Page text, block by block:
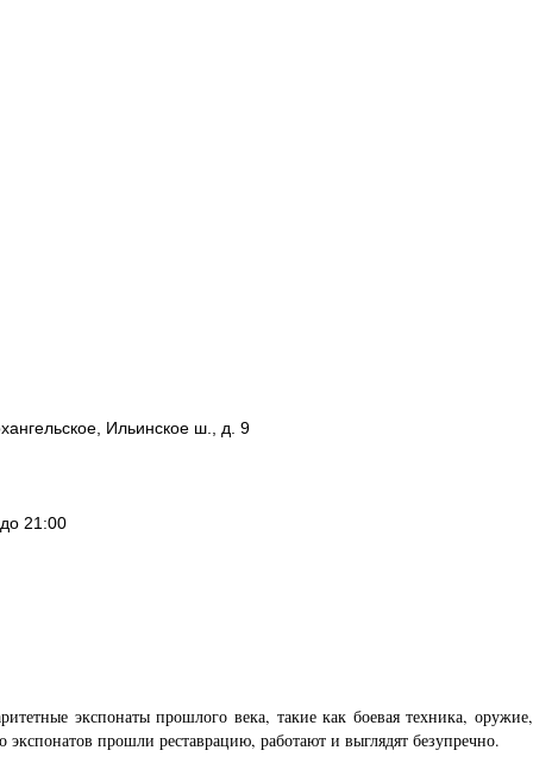
Ильинское ш., д. 9
21:00
экспонаты прошлого века, такие как боевая техника, оружие,
прошли реставрацию, работают и выглядят безупречно.